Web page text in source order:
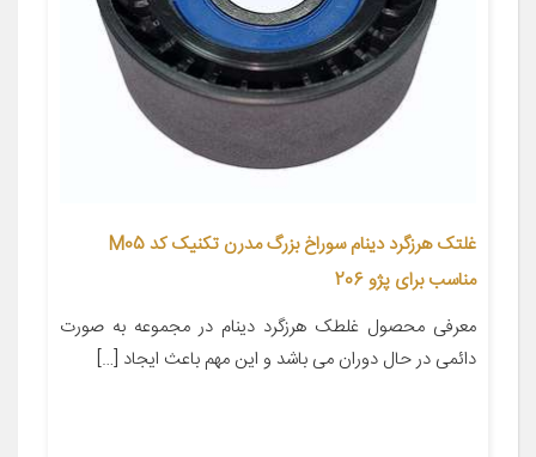
غلتک هرزگرد دینام سوراخ بزرگ مدرن تکنیک کد M05
مناسب برای پژو 206
معرفی محصول غلطک هرزگرد دینام در مجموعه به صورت
دائمی در حال دوران می باشد و این مهم باعث ایجاد […]